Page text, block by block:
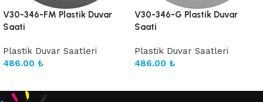
V30-346-FM Plastik Duvar
Saati
Plastik Duvar Saatleri
486.00 ₺
V30-346-G Plastik Duvar
Saati
Plastik Duvar Saatleri
486.00 ₺